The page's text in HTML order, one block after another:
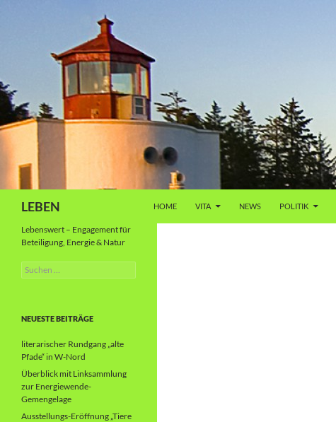
LEBEN HOME VITA NEWS POLITIK
Lebenswert – Engagement für
Beteiligung, Energie & Natur
Suche
nach:
NEUESTE BEITRÄGE
literarischer Rundgang „alte
Pfade“ in W-Nord
Überblick mit Linksammlung
zur Energiewende-
Gemengelage
Ausstellungs-Eröffnung „Tiere